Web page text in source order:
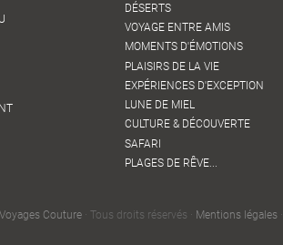
DÉSERTS
VOYAGE ENTRE AMIS
MOMENTS D'ÉMOTIONS
PLAISIRS DE LA VIE
EXPÉRIENCES D'EXCEPTION
LUNE DE MIEL
CULTURE & DÉCOUVERTE
SAFARI
PLAGES DE RÊVE...
Couture· Tous droits réservés · Mentions légales·